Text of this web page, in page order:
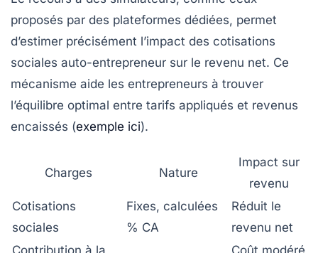
proposés par des plateformes dédiées, permet
d’estimer précisément l’impact des cotisations
sociales auto-entrepreneur sur le revenu net. Ce
mécanisme aide les entrepreneurs à trouver
l’équilibre optimal entre tarifs appliqués et revenus
encaissés (exemple ici).
Charges Nature
Impact sur
revenu
Cotisations
sociales
Fixes, calculées
% CA
Réduit le
revenu net
Contribution à la
Coût modéré